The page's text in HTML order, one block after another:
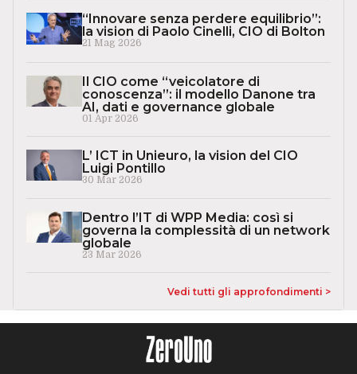
“Innovare senza perdere equilibrio”:
la vision di Paolo Cinelli, CIO di Bolton
21 Mag 2026
Il CIO come “veicolatore di
conoscenza”: il modello Danone tra
AI, dati e governance globale
01 Apr 2026
L’ ICT in Unieuro, la vision del CIO
Luigi Pontillo
30 Mar 2026
Dentro l’IT di WPP Media: così si
governa la complessità di un network
globale
23 Mar 2026
Vedi tutti gli approfondimenti >